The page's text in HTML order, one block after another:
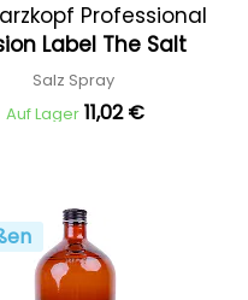
Professional
Label The Salt
Salz Spray
Auf Lager 11,02 €